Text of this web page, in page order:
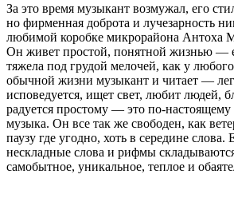
За это время музыкант возмужал, его
но фирменная доброта и лучезарность
любимой коробке микрорайона Антоха
Он живет простой, понятной жизнью —
тяжела под грудой мелочей, как у
обычной жизни музыкант и читает —
исповедуется, ищет свет, любит людей,
радуется простому — это по-
музыка. Он все так же свободен, как
паузу где угодно, хоть в середине слова.
нескладные слова и рифмы
самобытное, уникальное, теплое и